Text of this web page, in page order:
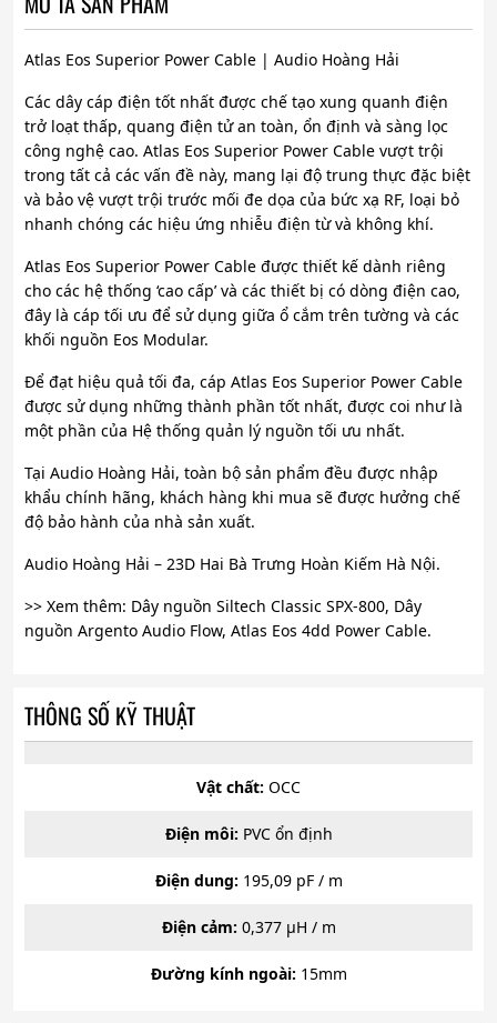
Atlas Eos Superior Power Cable | Audio Hoàng Hải
Các dây cáp điện tốt nhất được chế tạo xung quanh điện
trở loạt thấp, quang điện tử an toàn, ổn định và sàng lọc
công nghệ cao. Atlas Eos Superior Power Cable vượt trội
trong tất cả các vấn đề này, mang lại độ trung thực đặc biệt
và bảo vệ vượt trội trước mối đe dọa của bức xạ RF, loại bỏ
nhanh chóng các hiệu ứng nhiễu điện từ và không khí.
Atlas Eos Superior Power Cable được thiết kế dành riêng
cho các hệ thống ‘cao cấp’ và các thiết bị có dòng điện cao,
đây là cáp tối ưu để sử dụng giữa ổ cắm trên tường và các
khối nguồn Eos Modular.
Để đạt hiệu quả tối đa, cáp Atlas Eos Superior Power Cable
được sử dụng những thành phần tốt nhất, được coi như là
một phần của Hệ thống quản lý nguồn tối ưu nhất.
Tại Audio Hoàng Hải, toàn bộ sản phẩm đều được nhập
khẩu chính hãng, khách hàng khi mua sẽ được hưởng chế
độ bảo hành của nhà sản xuất.
Audio Hoàng Hải – 23D Hai Bà Trưng Hoàn Kiếm Hà Nội.
>> Xem thêm: Dây nguồn Siltech Classic SPX-800, Dây
nguồn Argento Audio Flow, Atlas Eos 4dd Power Cable.
THÔNG SỐ KỸ THUẬT
Vật chất: OCC
Điện môi: PVC ổn định
Điện dung: 195,09 pF / m
Điện cảm: 0,377 µH / m
Đường kính ngoài: 15mm